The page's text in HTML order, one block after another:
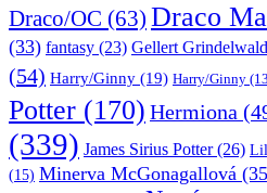
Draco/OC (63) Draco
(33) fantasy (23) Gellert Grindelwald
(54) Harry/Ginny (19) Harry/Ginny
Potter (170) Hermiona
(339) James Sirius Potter(26)
(15) Minerva McGonagallová